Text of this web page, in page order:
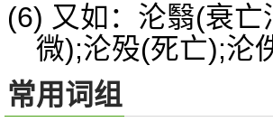
(6) 又如：沦翳(衰
微);沦殁(死亡);沦
常用词组